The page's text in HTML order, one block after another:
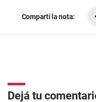
Compartí la nota:
Dejá tu